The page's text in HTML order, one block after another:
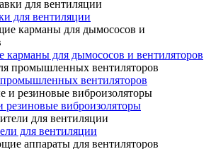
для вентиляции
для дымососов и вентиляторов
вентиляторов
виброизоляторы
для вентиляции